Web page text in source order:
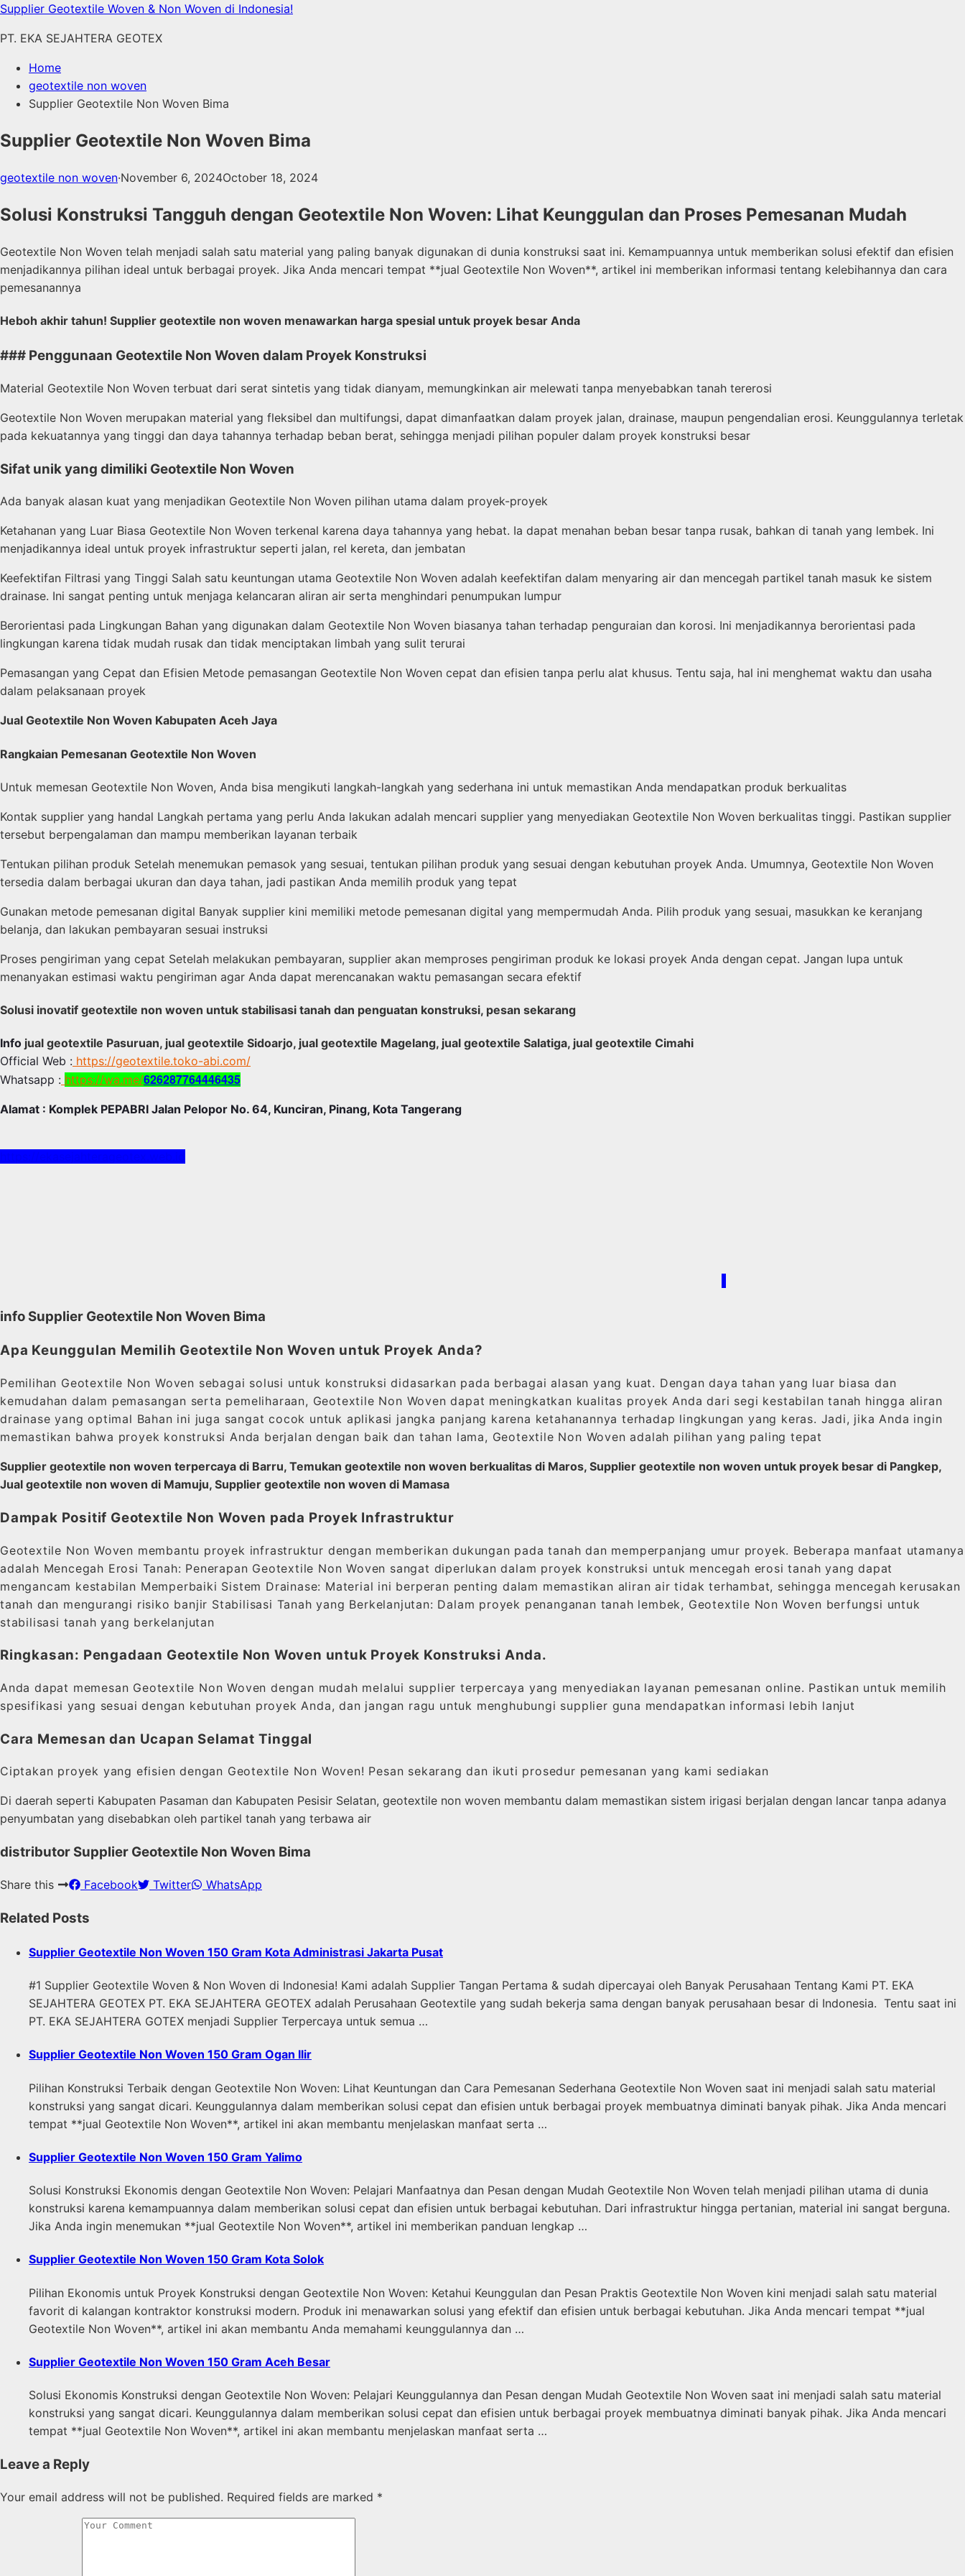
Skip
content
Supplier Geotextile Woven & Non Woven di Indonesia!
PT. EKA SEJAHTERA GEOTEX
Home
geotextile non woven
Supplier Geotextile Non Woven Bima
Supplier Geotextile Non Woven Bima
geotextile non woven·November 6, 2024October 18, 2024
Solusi Konstruksi Tangguh dengan Geotextile Non Woven: Lihat Keunggulan dan Proses Pemesanan Mudah
Geotextile Non Woven telah menjadi salah satu material yang paling banyak digunakan di dunia konstruksi saat ini. Kemampuannya untuk memberikan solusi efektif dan efisien
menjadikannya pilihan ideal untuk berbagai proyek. Jika Anda mencari tempat **jual Geotextile Non Woven**, artikel ini memberikan informasi tentang kelebihannya dan cara
pemesanannya
Heboh akhir tahun! Supplier geotextile non woven menawarkan harga spesial untuk proyek besar Anda
### Penggunaan Geotextile Non Woven dalam Proyek Konstruksi
Material Geotextile Non Woven terbuat dari serat sintetis yang tidak dianyam, memungkinkan air melewati tanpa menyebabkan tanah tererosi
Geotextile Non Woven merupakan material yang fleksibel dan multifungsi, dapat dimanfaatkan dalam proyek jalan, drainase, maupun pengendalian erosi. Keunggulannya terletak
pada kekuatannya yang tinggi dan daya tahannya terhadap beban berat, sehingga menjadi pilihan populer dalam proyek konstruksi besar
Sifat unik yang dimiliki Geotextile Non Woven
Ada banyak alasan kuat yang menjadikan Geotextile Non Woven pilihan utama dalam proyek-proyek
Ketahanan yang Luar Biasa Geotextile Non Woven terkenal karena daya tahannya yang hebat. Ia dapat menahan beban besar tanpa rusak, bahkan di tanah yang lembek. Ini
menjadikannya ideal untuk proyek infrastruktur seperti jalan, rel kereta, dan jembatan
Keefektifan Filtrasi yang Tinggi Salah satu keuntungan utama Geotextile Non Woven adalah keefektifan dalam menyaring air dan mencegah partikel tanah masuk ke sistem
drainase. Ini sangat penting untuk menjaga kelancaran aliran air serta menghindari penumpukan lumpur
Berorientasi pada Lingkungan Bahan yang digunakan dalam Geotextile Non Woven biasanya tahan terhadap penguraian dan korosi. Ini menjadikannya berorientasi pada
lingkungan karena tidak mudah rusak dan tidak menciptakan limbah yang sulit terurai
Pemasangan yang Cepat dan Efisien Metode pemasangan Geotextile Non Woven cepat dan efisien tanpa perlu alat khusus. Tentu saja, hal ini menghemat waktu dan usaha
dalam pelaksanaan proyek
Jual Geotextile Non Woven Kabupaten Aceh Jaya
Rangkaian Pemesanan Geotextile Non Woven
Untuk memesan Geotextile Non Woven, Anda bisa mengikuti langkah-langkah yang sederhana ini untuk memastikan Anda mendapatkan produk berkualitas
Kontak supplier yang handal Langkah pertama yang perlu Anda lakukan adalah mencari supplier yang menyediakan Geotextile Non Woven berkualitas tinggi. Pastikan supplier
tersebut berpengalaman dan mampu memberikan layanan terbaik
Tentukan pilihan produk Setelah menemukan pemasok yang sesuai, tentukan pilihan produk yang sesuai dengan kebutuhan proyek Anda. Umumnya, Geotextile Non Woven
tersedia dalam berbagai ukuran dan daya tahan, jadi pastikan Anda memilih produk yang tepat
Gunakan metode pemesanan digital Banyak supplier kini memiliki metode pemesanan digital yang mempermudah Anda. Pilih produk yang sesuai, masukkan ke keranjang
belanja, dan lakukan pembayaran sesuai instruksi
Proses pengiriman yang cepat Setelah melakukan pembayaran, supplier akan memproses pengiriman produk ke lokasi proyek Anda dengan cepat. Jangan lupa untuk
menanyakan estimasi waktu pengiriman agar Anda dapat merencanakan waktu pemasangan secara efektif
Solusi inovatif geotextile non woven untuk stabilisasi tanah dan penguatan konstruksi, pesan sekarang
Info jual geotextile Pasuruan, jual geotextile Sidoarjo, jual geotextile Magelang, jual geotextile Salatiga, jual geotextile Cimahi
Official Web : https://geotextile.toko-abi.com/
Whatsapp : https://wa.me/626287764446435
Alamat : Komplek PEPABRI Jalan Pelopor No. 64, Kunciran, Pinang, Kota Tangerang
info Supplier Geotextile Non Woven Bima
Apa Keunggulan Memilih Geotextile Non Woven untuk Proyek Anda?
Pemilihan Geotextile Non Woven sebagai solusi untuk konstruksi didasarkan pada berbagai alasan yang kuat. Dengan daya tahan yang luar biasa dan
kemudahan dalam pemasangan serta pemeliharaan, Geotextile Non Woven dapat meningkatkan kualitas proyek Anda dari segi kestabilan tanah hingga aliran
drainase yang optimal Bahan ini juga sangat cocok untuk aplikasi jangka panjang karena ketahanannya terhadap lingkungan yang keras. Jadi, jika Anda ingin
memastikan bahwa proyek konstruksi Anda berjalan dengan baik dan tahan lama, Geotextile Non Woven adalah pilihan yang paling tepat
Supplier geotextile non woven terpercaya di Barru, Temukan geotextile non woven berkualitas di Maros, Supplier geotextile non woven untuk proyek besar di Pangkep,
Jual geotextile non woven di Mamuju, Supplier geotextile non woven di Mamasa
Dampak Positif Geotextile Non Woven pada Proyek Infrastruktur
Geotextile Non Woven membantu proyek infrastruktur dengan memberikan dukungan pada tanah dan memperpanjang umur proyek. Beberapa manfaat utamanya
adalah Mencegah Erosi Tanah: Penerapan Geotextile Non Woven sangat diperlukan dalam proyek konstruksi untuk mencegah erosi tanah yang dapat
mengancam kestabilan Memperbaiki Sistem Drainase: Material ini berperan penting dalam memastikan aliran air tidak terhambat, sehingga mencegah kerusakan
tanah dan mengurangi risiko banjir Stabilisasi Tanah yang Berkelanjutan: Dalam proyek penanganan tanah lembek, Geotextile Non Woven berfungsi untuk
stabilisasi tanah yang berkelanjutan
Ringkasan: Pengadaan Geotextile Non Woven untuk Proyek Konstruksi Anda.
Anda dapat memesan Geotextile Non Woven dengan mudah melalui supplier terpercaya yang menyediakan layanan pemesanan online. Pastikan untuk memilih
spesifikasi yang sesuai dengan kebutuhan proyek Anda, dan jangan ragu untuk menghubungi supplier guna mendapatkan informasi lebih lanjut
Cara Memesan dan Ucapan Selamat Tinggal
Ciptakan proyek yang efisien dengan Geotextile Non Woven! Pesan sekarang dan ikuti prosedur pemesanan yang kami sediakan
Di daerah seperti Kabupaten Pasaman dan Kabupaten Pesisir Selatan, geotextile non woven membantu dalam memastikan sistem irigasi berjalan dengan lancar tanpa adanya
penyumbatan yang disebabkan oleh partikel tanah yang terbawa air
distributor Supplier Geotextile Non Woven Bima
Share this Facebook Twitter WhatsApp
Related Posts
Supplier Geotextile Non Woven 150 Gram Kota Administrasi Jakarta Pusat
#1 Supplier Geotextile Woven & Non Woven di Indonesia! Kami adalah Supplier Tangan Pertama & sudah dipercayai oleh Banyak Perusahaan Tentang Kami PT. EKA
SEJAHTERA GEOTEX PT. EKA SEJAHTERA GEOTEX adalah Perusahaan Geotextile yang sudah bekerja sama dengan banyak perusahaan besar di Indonesia. Tentu saat ini
PT. EKA SEJAHTERA GOTEX menjadi Supplier Terpercaya untuk semua …
Supplier Geotextile Non Woven 150 Gram Ogan Ilir
Pilihan Konstruksi Terbaik dengan Geotextile Non Woven: Lihat Keuntungan dan Cara Pemesanan Sederhana Geotextile Non Woven saat ini menjadi salah satu material
konstruksi yang sangat dicari. Keunggulannya dalam memberikan solusi cepat dan efisien untuk berbagai proyek membuatnya diminati banyak pihak. Jika Anda mencari
tempat **jual Geotextile Non Woven**, artikel ini akan membantu menjelaskan manfaat serta …
Supplier Geotextile Non Woven 150 Gram Yalimo
Solusi Konstruksi Ekonomis dengan Geotextile Non Woven: Pelajari Manfaatnya dan Pesan dengan Mudah Geotextile Non Woven telah menjadi pilihan utama di dunia
konstruksi karena kemampuannya dalam memberikan solusi cepat dan efisien untuk berbagai kebutuhan. Dari infrastruktur hingga pertanian, material ini sangat berguna.
Jika Anda ingin menemukan **jual Geotextile Non Woven**, artikel ini memberikan panduan lengkap …
Supplier Geotextile Non Woven 150 Gram Kota Solok
Pilihan Ekonomis untuk Proyek Konstruksi dengan Geotextile Non Woven: Ketahui Keunggulan dan Pesan Praktis Geotextile Non Woven kini menjadi salah satu material
favorit di kalangan kontraktor konstruksi modern. Produk ini menawarkan solusi yang efektif dan efisien untuk berbagai kebutuhan. Jika Anda mencari tempat **jual
Geotextile Non Woven**, artikel ini akan membantu Anda memahami keunggulannya dan …
Supplier Geotextile Non Woven 150 Gram Aceh Besar
Solusi Ekonomis Konstruksi dengan Geotextile Non Woven: Pelajari Keunggulannya dan Pesan dengan Mudah Geotextile Non Woven saat ini menjadi salah satu material
konstruksi yang sangat dicari. Keunggulannya dalam memberikan solusi cepat dan efisien untuk berbagai proyek membuatnya diminati banyak pihak. Jika Anda mencari
tempat **jual Geotextile Non Woven**, artikel ini akan membantu menjelaskan manfaat serta …
Leave a Reply
Your email address will not be published. Required fields are marked *